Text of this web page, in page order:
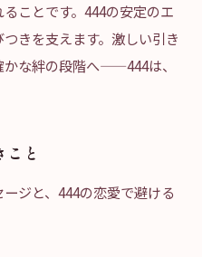
ことです。444の安定のエ
きを支えます。激しい引き
な絆の段階へ——444は、
と
ジと、444の恋愛で避ける